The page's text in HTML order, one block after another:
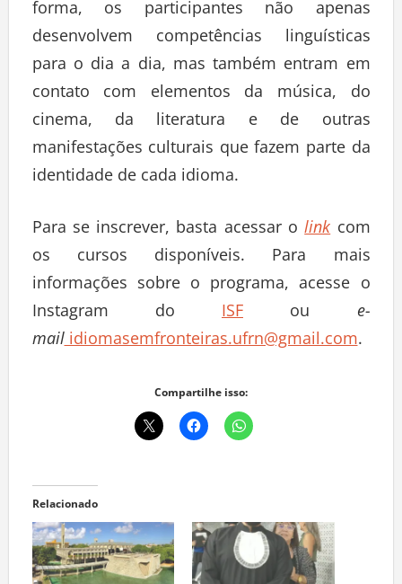
forma, os participantes não apenas
desenvolvem competências linguísticas
para o dia a dia, mas também entram em
contato com elementos da música, do
cinema, da literatura e de outras
manifestações culturais que fazem parte da
identidade de cada idioma.
Para se inscrever, basta acessar olinkcom
os cursos disponíveis. Para mais
informações sobre o programa, acesse o
Instagram do ISF ou e-
mailidiomasemfronteiras.ufrn@gmail.com.
Compartilhe isso:
Relacionado